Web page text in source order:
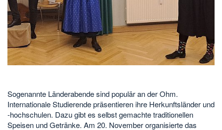
Sogenannte Länderabende sind populär an der Ohm.
Internationale Studierende präsentieren ihre Herkunftsländer und
-hochschulen. Dazu gibt es selbst gemachte traditionellen
Speisen und Getränke. Am 20. November organisierte das